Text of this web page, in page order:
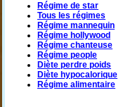
Régime de star
Tous les régimes
Régime mannequin
Régime hollywood
Régime chanteuse
Régime people
Diète perdre poids
Diète hypocalorique
Régime alimentaire